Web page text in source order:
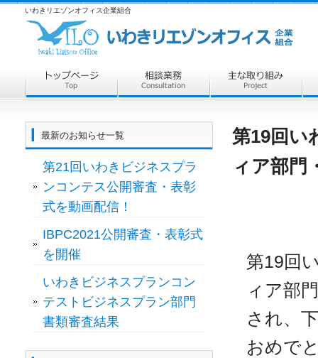
いわきリエゾンオフィス企業組合
第19回
ィア部門
第19回
ィア部
され、
おめで
最新のお知らせ一覧
第21回いわきビジネスプラ
ンコンテス公開審査・表彰
式を動画配信！
IBPC2021公開審査・表彰式
を開催
いわきビジネスプランコン
テストビジネスプラン部門
書類審査結果